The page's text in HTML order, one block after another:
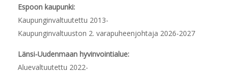
Espoon kaupunki:
Kaupunginvaltuutettu 2013-
Kaupunginvaltuuston 2. varapuheenjohtaja 2026-2027
Länsi-Uudenmaan hyvinvointialue:
Aluevaltuutettu 2022-